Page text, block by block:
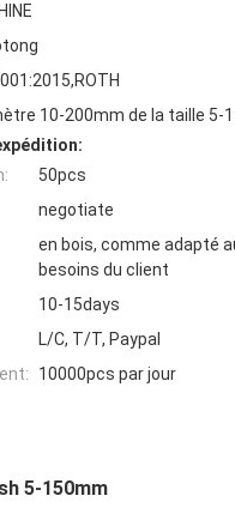
10-200mm de la taille 5-
50pcs
negotiate
en bois, comme adapté
besoins du client
10-15days
L/C, T/T, Paypal
10000pcs par jour
5-150mm